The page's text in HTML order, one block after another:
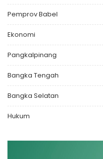
Pemprov Babel
Ekonomi
Pangkalpinang
Bangka Tengah
Bangka Selatan
Hukum